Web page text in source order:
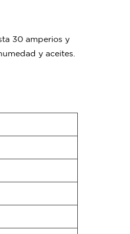
30 amperios y
y aceites.